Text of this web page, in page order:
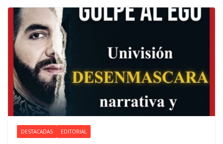
DESTACADAS EDITORIAL